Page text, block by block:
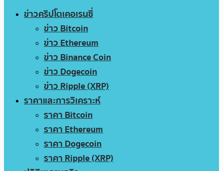
ข่าวคริปโตเคอเรนซี่
ข่าว Bitcoin
ข่าว Ethereum
ข่าว Binance Coin
ข่าว Dogecoin
ข่าว Ripple (XRP)
ราคาและการวิเคราะห์
ราคา Bitcoin
ราคา Ethereum
ราคา Dogecoin
ราคา Ripple (XRP)